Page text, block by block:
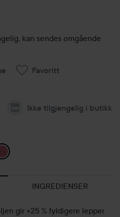
kan sendes omgående
Favoritt
Ikke tilgjengelig i butikk
INGREDIENSER
gir +25 % fyldigere lepper